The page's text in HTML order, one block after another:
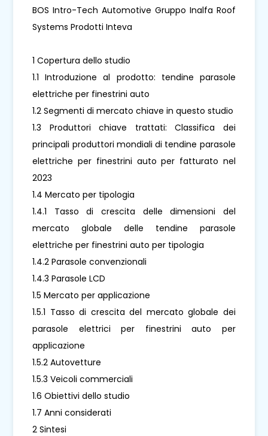
BOS Intro-Tech Automotive Gruppo Inalfa Roof
Systems Prodotti Inteva
1 Copertura dello studio
1.1 Introduzione al prodotto: tendine parasole
elettriche per finestrini auto
1.2 Segmenti di mercato chiave in questo studio
1.3 Produttori chiave trattati: Classifica dei
principali produttori mondiali di tendine parasole
elettriche per finestrini auto per fatturato nel
2023
1.4 Mercato per tipologia
1.4.1 Tasso di crescita delle dimensioni del
mercato globale delle tendine parasole
elettriche per finestrini auto per tipologia
1.4.2 Parasole convenzionali
1.4.3 Parasole LCD
1.5 Mercato per applicazione
1.5.1 Tasso di crescita del mercato globale dei
parasole elettrici per finestrini auto per
applicazione
1.5.2 Autovetture
1.5.3 Veicoli commerciali
1.6 Obiettivi dello studio
1.7 Anni considerati
2 Sintesi